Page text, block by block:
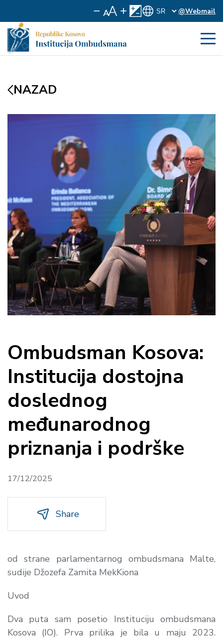
@Webmail
NAZAD
Ombudsman Kosova:
Institucija dostojna
doslednog
međunarodnog
priznanja i podrške
17/12/2025
Share
od strane parlamentarnog ombudsmana Malte,
sudije Džozefa Zamita MekKiona
Uvod
Dva puta sam posetio Instituciju ombudsmana
Kosova (IO). Prva prilika je bila u maju 2023.